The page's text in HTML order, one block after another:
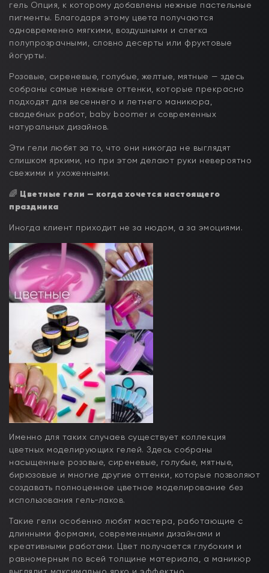
гель Опция, к которому добавлены нежные пастельные
пигменты. Благодаря этому цвета получаются
одновременно мягкими, воздушными и слегка
полупрозрачными, словно десерты или фруктовые
йогурты.
Розовые, сиреневые, голубые, желтые, мятные — здесь
собраны самые нежные оттенки, которые прекрасно
подходят для весеннего и летнего маникюра,
свадебных работ, baby boomer и современных
натуральных дизайнов.
Эти гели любят за то, что они никогда не выглядят
слишком яркими, но при этом делают руки невероятно
свежими и ухоженными.
🌈 Цветные гели — когда хочется настоящего
праздника
Иногда клиент приходит не за нюдом, а за эмоциями.
Именно для таких случаев существует коллекция
цветных моделирующих гелей. Здесь собраны
насыщенные розовые, сиреневые, голубые, мятные,
бирюзовые и многие другие оттенки, которые позволяют
создавать полноценное цветное моделирование без
использования гель-лаков.
Такие гели особенно любят мастера, работающие с
длинными формами, современными дизайнами и
креативными работами. Цвет получается глубоким и
равномерным по всей толщине материала, а маникюр